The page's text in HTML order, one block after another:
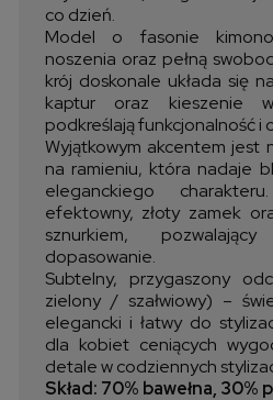
co dzień.
Model o fasonie
noszenia oraz pełną
krój doskonale układa się
kaptur oraz kieszenie
podkreślają funkcjonalność i
Wyjątkowym akcentem jest
na ramieniu, która nadaje
eleganckiego
efektowny, złoty zamek
sznurkiem,
dopasowanie.
Subtelny, przygaszony
zielony / szałwiowy) –
elegancki i łatwy do
dla kobiet ceniących
detale w codziennych
Skład: 70% bawełna, 30%